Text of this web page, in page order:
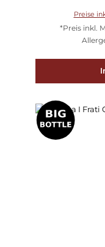
Preise
*Preis inkl.